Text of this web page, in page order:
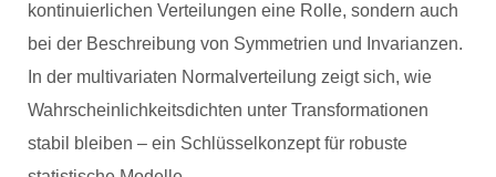
kontinuierlichen Verteilungen eine Rolle, sondern auch
bei der Beschreibung von Symmetrien und Invarianzen.
In der multivariaten Normalverteilung zeigt sich, wie
Wahrscheinlichkeitsdichten unter Transformationen
stabil bleiben – ein Schlüsselkonzept für robuste